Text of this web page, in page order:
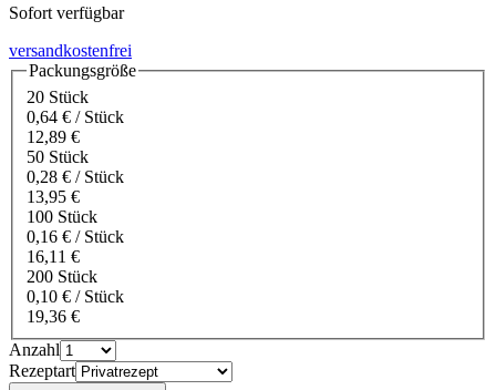
Sofort verfügbar
versandkostenfrei
Packungsgröße
20 Stück
0,64 € / Stück
12,89 €
50 Stück
0,28 € / Stück
13,95 €
100 Stück
0,16 € / Stück
16,11 €
200 Stück
0,10 € / Stück
19,36 €
Anzahl
Rezeptart